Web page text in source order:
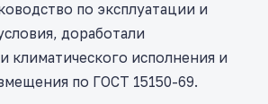
по эксплуатации и
доработали
климатического исполнения и
по ГОСТ 15150-69.